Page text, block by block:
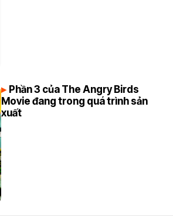
Phần 3 của The Angry Birds
Movie đang trong quá trình sản
xuất